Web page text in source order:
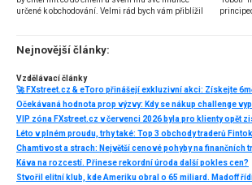
určené k obchodování. Velmi rád bych vám přiblížil
několik příkladů nejznámějších z nich.
Nejnovější články:
Vzdělávací články
Očekávaná hodnota prop výzvy: Kdy se nákup challenge
VIP zóna FXstreet.cz v červenci 2026 byla pro klienty opět
Káva na rozcestí. Přinese rekordní úroda další pokles cen?